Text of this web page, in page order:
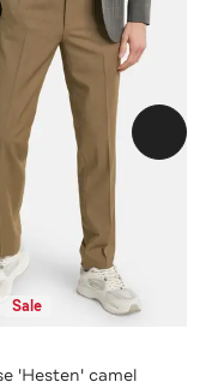
Sale
'Hesten' camel